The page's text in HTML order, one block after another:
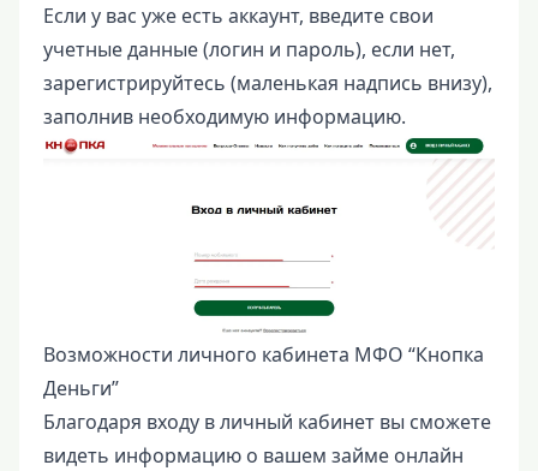
Если у вас уже есть аккаунт, введите свои
учетные данные (логин и пароль), если нет,
зарегистрируйтесь (маленькая надпись внизу),
заполнив необходимую информацию.
Возможности личного кабинета МФО “Кнопка
Деньги”
Благодаря входу в личный кабинет вы сможете
видеть информацию о вашем займе онлайн